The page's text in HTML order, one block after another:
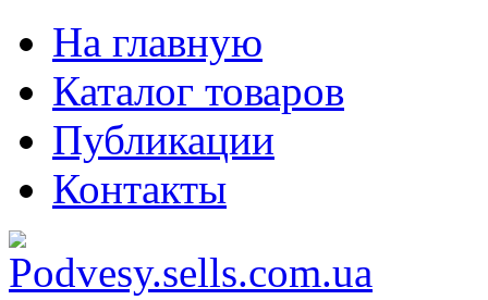
На главную
Каталог товаров
Публикации
Контакты